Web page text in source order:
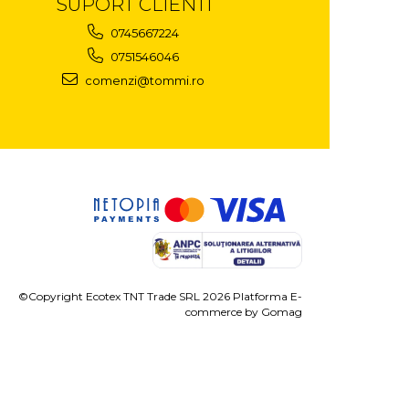
0745667224
0751546046
comenzi@tommi.ro
©Copyright Ecotex TNT Trade SRL 2026 Platforma E-
commerce by Gomag